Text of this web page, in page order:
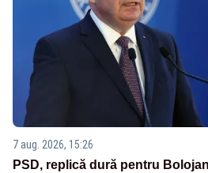
7 aug. 2026, 15:26
PSD, replică dură pentru